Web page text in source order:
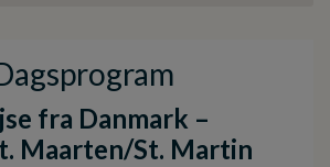
fra Danmark –
Maarten/St. Martin